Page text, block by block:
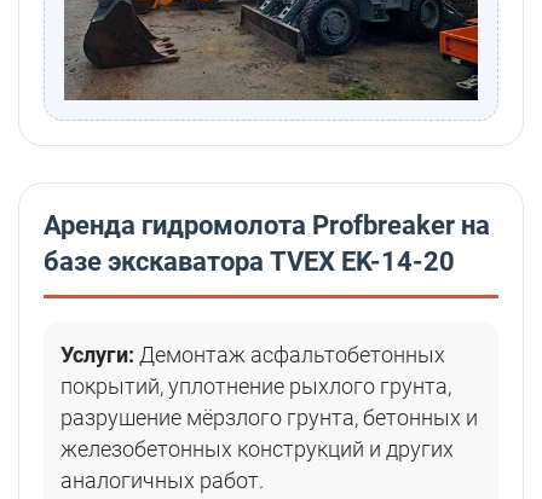
Аренда гидромолота Profbreaker на
базе экскаватора TVEX EK-14-20
Услуги: Демонтаж асфальтобетонных
покрытий, уплотнение рыхлого грунта,
разрушение мёрзлого грунта, бетонных и
железобетонных конструкций и других
аналогичных работ.